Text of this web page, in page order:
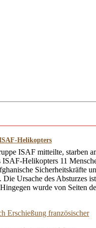
Helikopters
ISAF mitteilte, starben
ISAF-Helikopters 11
Sicherheitskräfte
Ursache des Absturzes ist
wurde von Seiten
Erschießung französischer